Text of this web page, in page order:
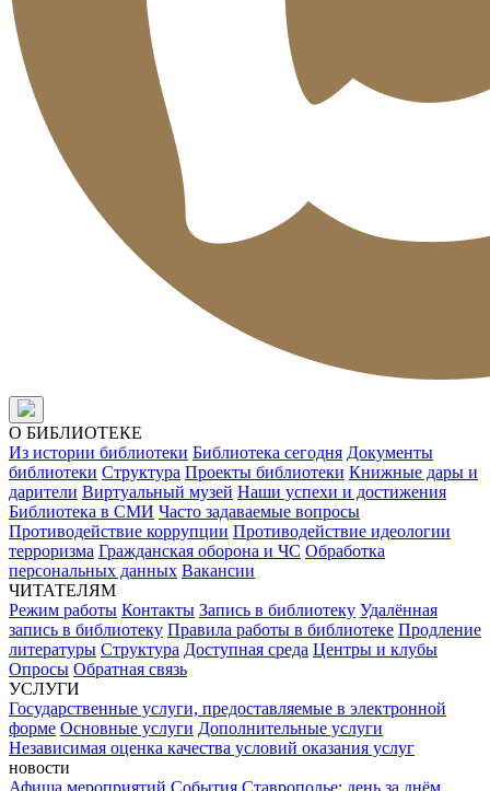
О БИБЛИОТЕКЕ
Из истории библиотеки Библиотека сегодня Документы
библиотеки Структура Проекты библиотеки Книжные дары и
дарители Виртуальный музей Наши успехи и достижения
Библиотека в СМИ Часто задаваемые вопросы
Противодействие коррупции Противодействие идеологии
терроризма Гражданская оборона и ЧС Обработка
персональных данных Вакансии
ЧИТАТЕЛЯМ
Режим работы Контакты Запись в библиотеку Удалённая
запись в библиотеку Правила работы в библиотеке Продление
литературы Структура Доступная среда Центры и клубы
Опросы Обратная связь
УСЛУГИ
Государственные услуги, предоставляемые в электронной
форме Основные услуги Дополнительные услуги
Независимая оценка качества условий оказания услуг
новости
Афиша мероприятий События Ставрополье: день за днём